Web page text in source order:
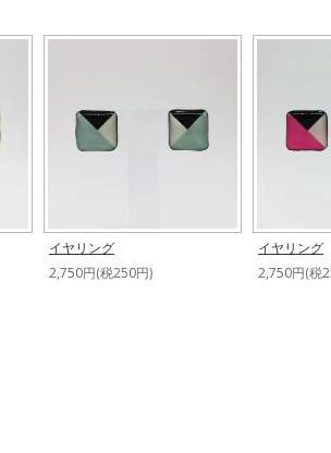
イヤリング
2,750円(税250円)
イヤリング
2,750円(税